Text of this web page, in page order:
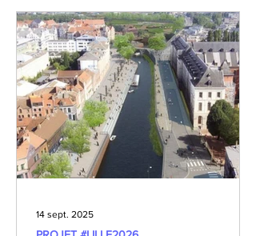
important de partager les décisions
quand elles sont prises » , a déclaré
Louis Delemer devant la presse. « Je ne
fais pas de faux teasing : quand ma
décision est prise, je la partage aux
Lilloise
14 sept. 2025